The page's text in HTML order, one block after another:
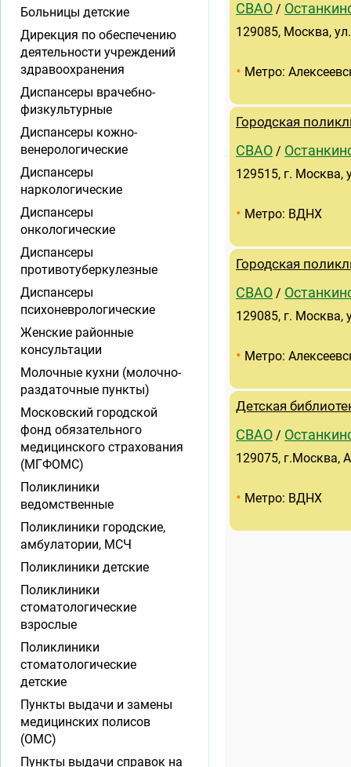
СВАО /
129085, Москва,
• Метро:
Городская
СВАО /
129515, г. Москва,
• Метро: ВДНХ
Городская
СВАО /
129085, г. Москва,
• Метро:
Детская
СВАО /
129075, г.Москва,
• Метро: ВДНХ
Больницы детские
Дирекция по обеспечению
деятельности учреждений
здравоохранения
Диспансеры врачебно-
физкультурные
Диспансеры кожно-
венерологические
Диспансеры
наркологические
Диспансеры
онкологические
Диспансеры
противотуберкулезные
Диспансеры
психоневрологические
Женские районные
консультации
Молочные кухни (молочно-
раздаточные пункты)
Московский городской
фонд обязательного
медицинского страхования
(МГФОМС)
Поликлиники
ведомственные
Поликлиники городские,
амбулатории, МСЧ
Поликлиники детские
Поликлиники
стоматологические
взрослые
Поликлиники
стоматологические
детские
Пункты выдачи и замены
медицинских полисов
(ОМС)
Пункты выдачи справок на